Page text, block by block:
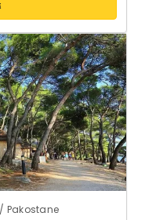
Pakostane